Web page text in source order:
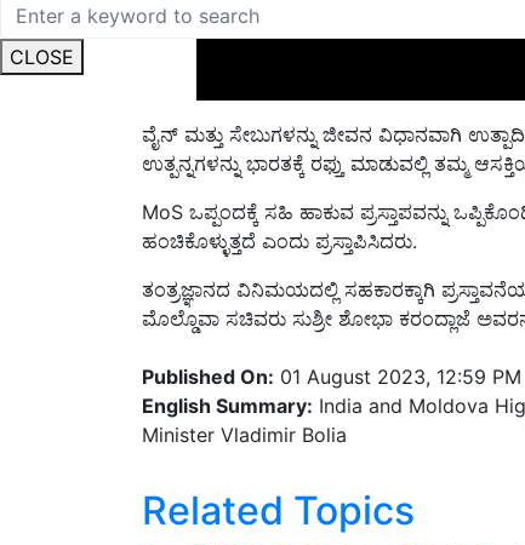
CLOSE
ವೈನ್ ಮತ್ತು ಸೇಬುಗಳನ್ನು ಜೀವನ ವಿಧಾನವಾಗಿ
ಉತ್ಪನ್ನಗಳನ್ನು ಭಾರತಕ್ಕೆ ರಫ್ತು ಮಾಡುವಲ್ಲಿ ತಮ್ಮ
MoS ಒಪ್ಪಂದಕ್ಕೆ ಸಹಿ ಹಾಕುವ ಪ್ರಸ್ತಾಪವನ್ನು
ಹಂಚಿಕೊಳ್ಳುತ್ತದೆ ಎಂದು ಪ್ರಸ್ತಾಪಿಸಿದರು.
ತಂತ್ರಜ್ಞಾನದ ವಿನಿಮಯದಲ್ಲಿ ಸಹಕಾರಕ್ಕಾಗಿ
ಮೊಲ್ಡೊವಾ ಸಚಿವರು ಸುಶ್ರೀ ಶೋಭಾ ಕರಂದ್ಲಾಜೆ
English Summary:India and Moldova
Minister Vladimir Bolia
Related Topics
News MoU Shobha karandlaje